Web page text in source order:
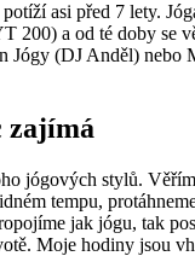
asi před 7 lety.
a od té doby se
(DJ Anděl)
zajímá
jógových stylů.
tempu,
jak jógu, tak
Moje hodiny jsou